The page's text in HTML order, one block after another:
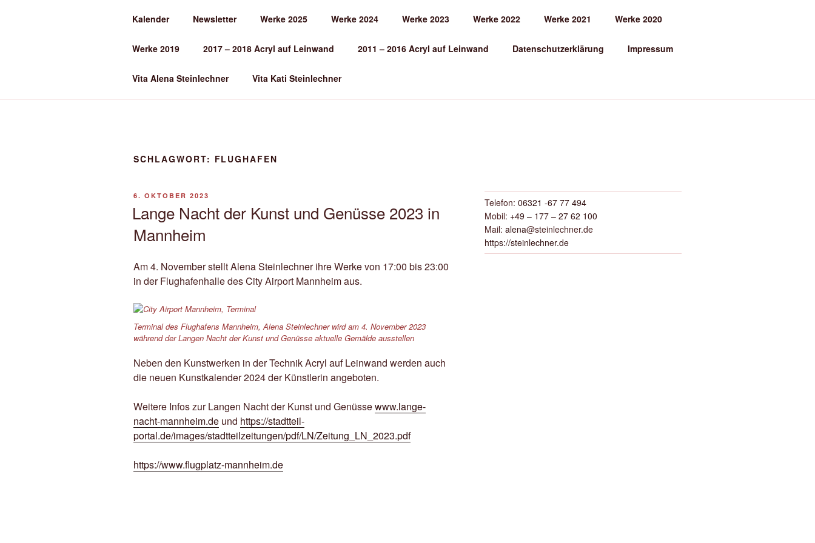
ALENA STEINLECHNER
Kalender Newsletter Werke 2025 Werke 2024 Werke 2023 Werke 2022 Werke 2021 Werke 2020
Werke 2019 2017 – 2018 Acryl auf Leinwand 2011 – 2016 Acryl auf Leinwand Datenschutzerklärung Impressum
Vita Alena Steinlechner Vita Kati Steinlechner
SCHLAGWORT: FLUGHAFEN
VERÖFFENTLICHT
6. OKTOBER 2023
Lange Nacht der Kunst und Genüsse 2023 in
Mannheim
Am 4. November stellt Alena Steinlechner ihre Werke von 17:00 bis 23:00
in der Flughafenhalle des City Airport Mannheim aus.
Terminal des Flughafens Mannheim, Alena Steinlechner wird am 4. November 2023
während der Langen Nacht der Kunst und Genüsse aktuelle Gemälde ausstellen
Neben den Kunstwerken in der Technik Acryl auf Leinwand werden auch
die neuen Kunstkalender 2024 der Künstlerin angeboten.
Weitere Infos zur Langen Nacht der Kunst und Genüssewww.lange-
nacht-mannheim.de und https://stadtteil-
portal.de/images/stadtteilzeitungen/pdf/LN/Zeitung_LN_2023.pdf
https://www.flugplatz-mannheim.de
Telefon: 06321 -67 77 494
Mobil: +49 – 177 – 27 62 100
Mail: alena@steinlechner.de
https://steinlechner.de